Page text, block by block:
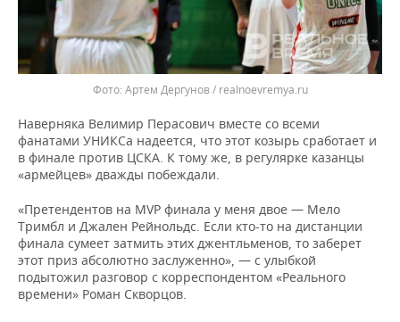
Артем Дергунов / realnoevremya.ru
Наверняка Велимир Перасович вместе со всеми
фанатами УНИКСа надеется, что этот козырь сработает и
в финале против ЦСКА. К тому же, в регулярке казанцы
«армейцев» дважды побеждали.
«Претендентов на MVP финала у меня двое — Мело
Тримбл и Джален Рейнольдс. Если кто-то на дистанции
финала сумеет затмить этих джентльменов, то заберет
этот приз абсолютно заслуженно», — с улыбкой
подытожил разговор с корреспондентом «Реального
времени» Роман Скворцов.